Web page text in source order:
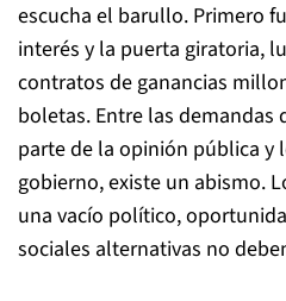
escucha el barullo. Primero
interés y la puerta giratoria,
contratos de ganancias
boletas. Entre las demandas
parte de la opinión pública y
gobierno, existe un abismo.
una vacío político,
sociales alternativas no